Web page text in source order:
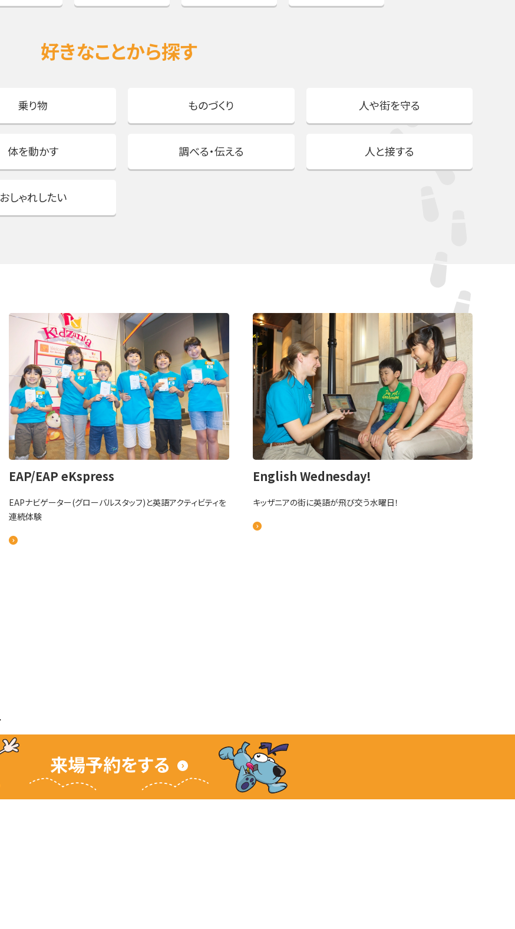
好きなことから探す
乗り物 ものづくり 人や街を守る
体を動かす 調べる・伝える 人と接する
おしゃれしたい
EAP/EAP eKspress
EAPナビゲーター(グローバルスタッフ)と英語アクティビティを
連続体験
English Wednesday!
キッザニアの街に英語が飛び交う水曜日！
来場予約をする